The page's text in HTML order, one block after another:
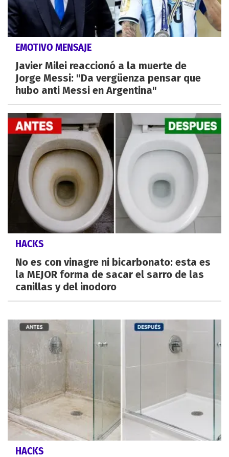
EMOTIVO MENSAJE
Javier Milei reaccionó a la muerte de
Jorge Messi: "Da vergüenza pensar que
hubo anti Messi en Argentina"
HACKS
No es con vinagre ni bicarbonato: esta es
la MEJOR forma de sacar el sarro de las
canillas y del inodoro
HACKS